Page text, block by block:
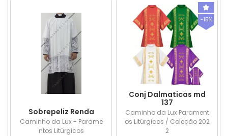
Sobrepeliz Renda
Caminho da Lux - Parame
ntos Litúrgicos
-15%
Conj Dalmaticas md
137
Caminho da Lux Parament
os Litúrgicos / Coleção 202
2